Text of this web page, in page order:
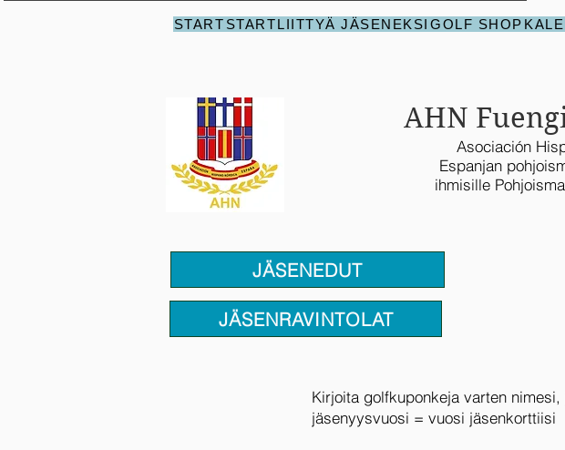
START STARTLIITTYÄ JÄSENEKSI GOLF SHOP
AHN
Asociación
Espanjan
ihmisille
JÄSENEDUT
JÄSENRAVINTOLAT
Kirjoita golfkuponkeja varten
jäsenyysvuosi = vuosi jäsenkorttiisi